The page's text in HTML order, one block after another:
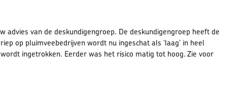
van de deskundigengroep. De deskundigengroep heeft de
op pluimveebedrijven wordt nu ingeschat als ‘laag’ in heel
ingetrokken. Eerder was het risico matig tot hoog. Zie voor